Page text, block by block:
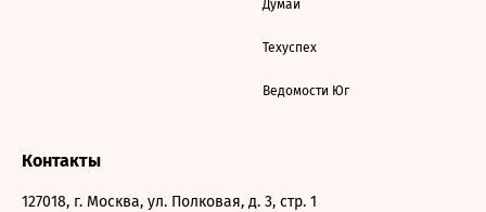
Думай
Техуспех
Ведомости Юг
Контакты
127018, г. Москва, ул. Полковая, д. 3, стр. 1